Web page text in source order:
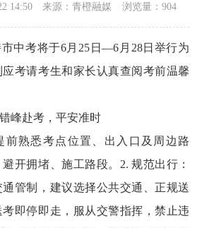
14:50 来源：青橙融媒 浏览量：904
市中考将于6月25日—6月28日举行为
考请考生和家长认真查阅考前温馨
峰赴考，平安准时
前熟悉考点位置、出入口及周边路
开拥堵、施工路段。2. 规范出行：
管制，建议选择公共交通、正规送
即停即走，服从交警指挥，禁止违